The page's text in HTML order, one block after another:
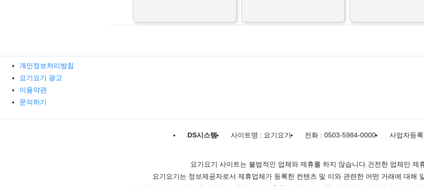
개인정보처리방침
요기요기 광고
이용약관
문의하기
DS시스템 사이트명 : 요기요기 전화 : 0503-5984-0000 사업자등
요기요기 사이트는 불법적인 업체와 제휴를 하지 않습니다.건전한 업체만 제
요기요기는 정보제공자로서 제휴업체가 등록한 컨텐츠 및 이와 관련한 어떤 거래에 대해